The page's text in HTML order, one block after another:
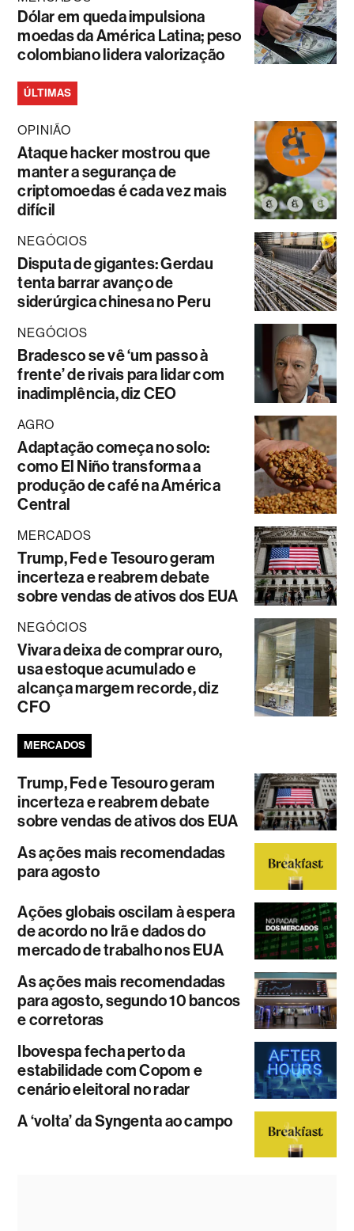
Dólar em queda impulsiona
moedas da América Latina; peso
colombiano lidera valorização
ÚLTIMAS
OPINIÃO
Ataque hacker mostrou que
manter a segurança de
criptomoedas é cada vez mais
difícil
NEGÓCIOS
Disputa de gigantes: Gerdau
tenta barrar avanço de
siderúrgica chinesa no Peru
NEGÓCIOS
Bradesco se vê ‘um passo à
frente’ de rivais para lidar com
inadimplência, diz CEO
AGRO
Adaptação começa no solo:
como El Niño transforma a
produção de café na América
Central
MERCADOS
Trump, Fed e Tesouro geram
incerteza e reabrem debate
sobre vendas de ativos dos EUA
NEGÓCIOS
Vivara deixa de comprar ouro,
usa estoque acumulado e
alcança margem recorde, diz
CFO
MERCADOS
Trump, Fed e Tesouro geram
incerteza e reabrem debate
sobre vendas de ativos dos EUA
As ações mais recomendadas
para agosto
Ações globais oscilam à espera
de acordo no Irã e dados do
mercado de trabalho nos EUA
As ações mais recomendadas
para agosto, segundo 10 bancos
e corretoras
Ibovespa fecha perto da
estabilidade com Copom e
cenário eleitoral no radar
A ‘volta’ da Syngenta ao campo